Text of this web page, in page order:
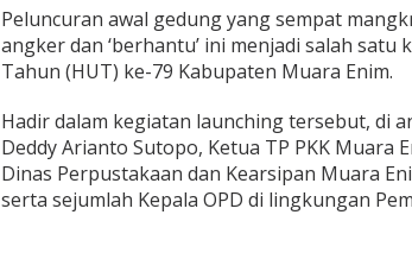
n
g
P
e
p
u
s
t
a
Peluncuran awal gedung yang sempat
angker dan ‘berhantu’ ini menjadi salah
Tahun (HUT) ke-79 Kabupaten Muara Enim.
Hadir dalam kegiatan launching tersebut, di
Deddy Arianto Sutopo, Ketua TP PKK Muara
Dinas Perpustakaan dan Kearsipan Muara
serta sejumlah Kepala OPD di lingkungan